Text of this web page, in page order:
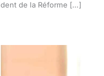
de la Réforme […]